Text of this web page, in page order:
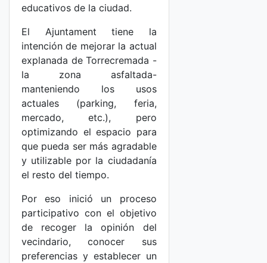
educativos de la ciudad.
El Ajuntament tiene la
intención de mejorar la actual
explanada de Torrecremada -
la zona asfaltada-
manteniendo los usos
actuales (parking, feria,
mercado, etc.), pero
optimizando el espacio para
que pueda ser más agradable
y utilizable por la ciudadanía
el resto del tiempo.
Por eso inició un proceso
participativo con el objetivo
de recoger la opinión del
vecindario, conocer sus
preferencias y establecer un